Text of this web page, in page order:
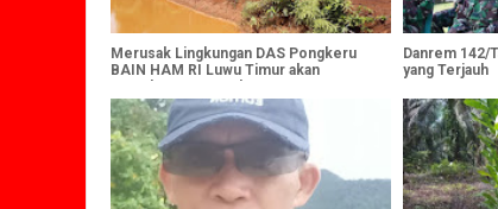
Merusak Lingkungan DAS Pongkeru
BAIN HAM RI Luwu Timur akan
Danrem 142/
yang Terjauh